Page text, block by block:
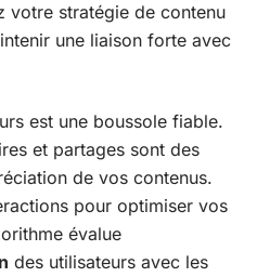
votre stratégie de contenu
une liaison forte avec
est une boussole fiable.
et partages sont des
de vos contenus.
pour optimiser vos
évalue
des utilisateurs avec les